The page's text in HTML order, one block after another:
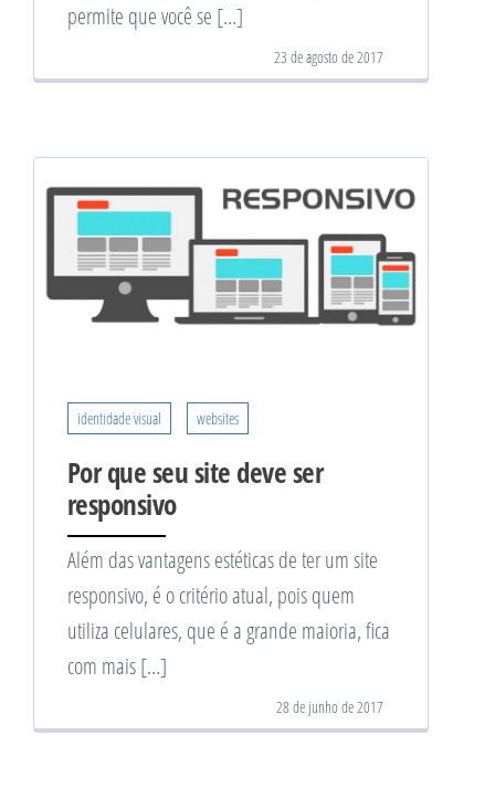
permite que você se […]
23 de agosto de 2017
identidade visual websites
Por que seu site deve ser
responsivo
Além das vantagens estéticas de ter um site
responsivo, é o critério atual, pois quem
utiliza celulares, que é a grande maioria, fica
com mais […]
28 de junho de 2017